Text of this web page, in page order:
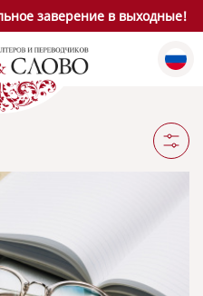
заверение в выходные!